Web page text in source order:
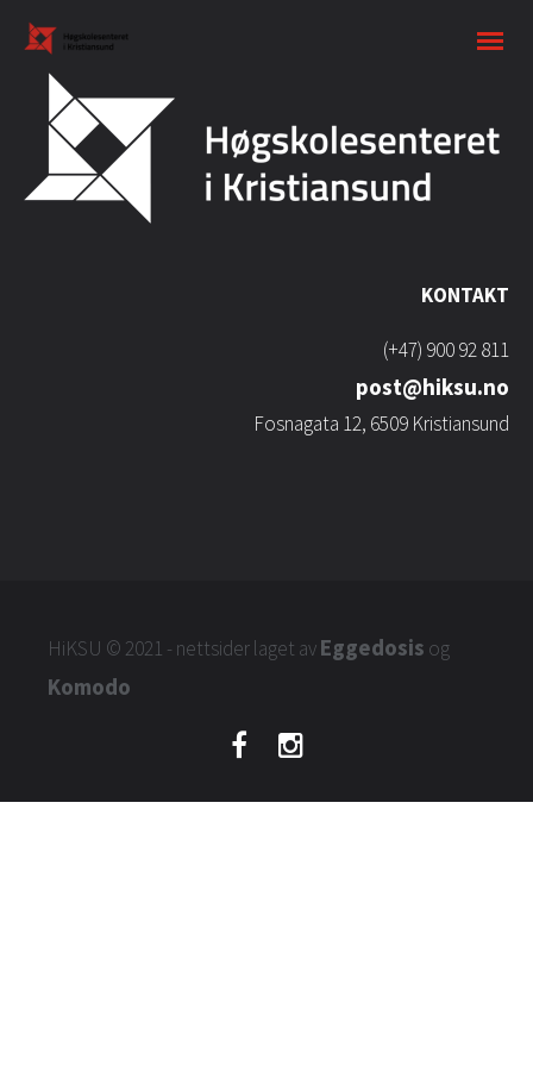
KONTAKT
(+47) 900 92 811
post@hiksu.no
Fosnagata 12, 6509 Kristiansund
HiKSU © 2021 - nettsider laget avEggedosis og
Komodo